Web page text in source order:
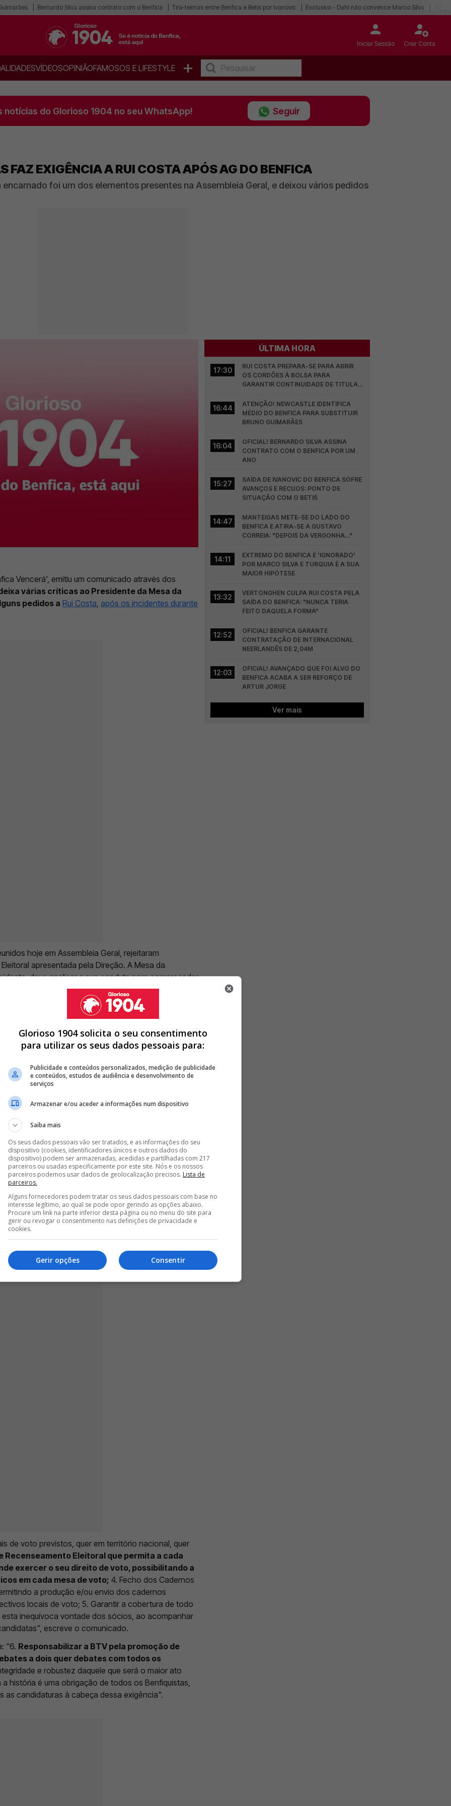
Bernardo Silva assina contrato com o Benfica Tira-teimas entre Benfica e Betis por Ivanovic Exclusivo - Dahl não convence Marco Silva
Iniciar Sessão Criar Conta
VÍDEOSOPINIÃOFAMOSOS E LIFESTYLE +
notícias do Glorioso 1904 no seu WhatsApp! Seguir
FAZ EXIGÊNCIA A RUI COSTA APÓS AG DO BENFICA
foi um dos elementos presentes na Assembleia Geral, e deixou vários pedidos
Vencerá', emitiu um comunicado através dos
várias críticas ao Presidente da Mesa da
pedidos a Rui Costa após os incidentes durante
hoje em Assembleia Geral, rejeitaram
apresentada pela Direção. A Mesa da
deve analisar a sua conduta para compreender
existe um Regulamento aprovado a menos de
o que deve alterar no seu comportamento para
e dissimulação dos Órgãos Sociais
no comunicado.
RESULTADO DAS VOTAÇÕES
DOS SÓCIOS
SÓCIOS ANTES DA ASSEMBLEIA GERAL
<
e o Benfica Vencerá, fiéis ao seu compromisso
eleitoral e em comunicação enviada esta noite
vêm propor: 1.
Criação de uma Comissão
um representante de cada lista
mesmas".
de voto previstos, quer em território nacional, quer
Recenseamento Eleitoral que permita a cada
exercer o seu direito de voto, possibilitando a
em cada mesa de voto; 4. Fecho dos Cadernos
a produção e/ou envio dos cadernos
locais de voto; 5. Garantir a cobertura de todo
inequívoca vontade dos sócios, ao acompanhar
escreve o comunicado.
"6. Responsabilizar a BTV pela promoção de
a dois quer debates com todos os
e robustez daquele que será o maior ato
história é uma obrigação de todos os Benfiquistas,
as candidaturas à cabeça dessa exigência".
ÚLTIMA HORA
17:30
RUI COSTA PREPARA-SE PARA ABRIR
OS CORDÕES À BOLSA PARA
GARANTIR CONTINUIDADE DE TITULAR
16:44
ATENÇÃO! NEWCASTLE IDENTIFICA
MÉDIO DO BENFICA PARA SUBSTITUIR
BRUNO GUIMARÃES
16:04
OFICIAL! BERNARDO SILVA ASSINA
CONTRATO COM O BENFICA POR UM
ANO
15:27
SAÍDA DE IVANOVIC DO BENFICA SOFRE
AVANÇOS E RECUOS: PONTO DE
SITUAÇÃO COM O BETIS
14:47
MANTEIGAS METE-SE DO LADO DO
BENFICA E ATIRA-SE A GUSTAVO
CORREIA: "DEPOIS DA VERGONHA…"
14:11
EXTREMO DO BENFICA É 'IGNORADO'
POR MARCO SILVA E TURQUIA É A SUA
MAIOR HIPÓTESE
13:32
VERTONGHEN CULPA RUI COSTA PELA
SAÍDA DO BENFICA: "NUNCA TERIA
FEITO DAQUELA FORMA"
12:52
OFICIAL! BENFICA GARANTE
CONTRATAÇÃO DE INTERNACIONAL
NEERLANDÊS DE 2,04M
12:03
OFICIAL! AVANÇADO QUE FOI ALVO DO
BENFICA ACABA A SER REFORÇO DE
ARTUR JORGE
Ver mais
Glorioso 1904 solicita o seu consentimento
para utilizar os seus dados pessoais para:
Publicidade e conteúdos personalizados, medição de publicidade
e conteúdos, estudos de audiência e desenvolvimento de
serviços
Armazenar e/ou aceder a informações num dispositivo
Saiba mais
Os seus dados pessoais vão ser tratados, e as informações do seu
dispositivo (cookies, identificadores únicos e outros dados do
dispositivo) podem ser armazenadas, acedidas e partilhadas com 217
parceiros ou usadas especificamente por este site. Nós e os nossos
parceiros podemos usar dados de geolocalização precisos. Lista de
parceiros.
Alguns fornecedores podem tratar os seus dados pessoais com base no
interesse legítimo, ao qual se pode opor gerindo as opções abaixo.
Procure um link na parte inferior desta página ou no menu do site para
gerir ou revogar o consentimento nas definições de privacidade e
cookies.
Consentir
Gerir opções